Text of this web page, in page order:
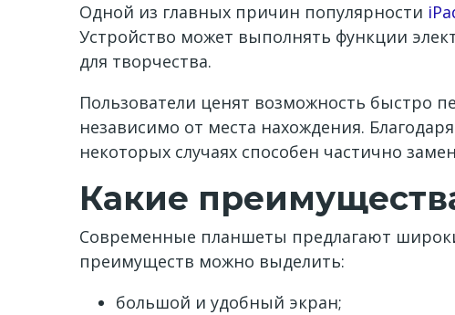
Одной из главных причин популярности
Устройство может выполнять функции
для творчества.
Пользователи ценят возможность быстро
независимо от места нахождения.
некоторых случаях способен частично
Какие
Современные планшеты предлагают
преимуществ можно выделить:
большой и удобный экран;